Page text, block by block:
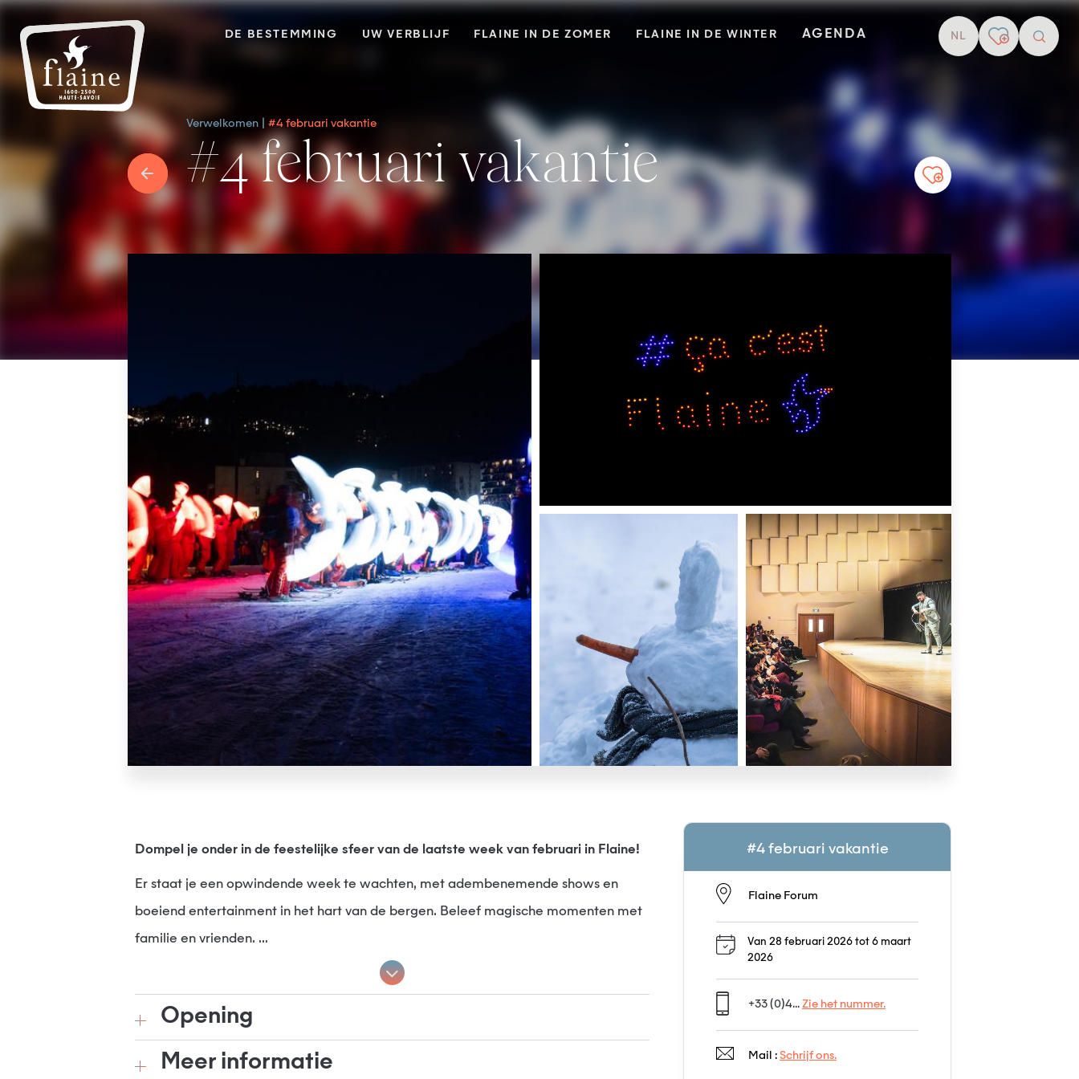
DE BESTEMMING UW VERBLIJF FLAINE IN DE ZOMER FLAINE IN DE WINTER AGENDA NL
Verwelkomen #4 februari vakantie
#4 februari vakantie
Dompel je onder in de feestelijke sfeer van de laatste week van februari in Flaine!
Er staat je een opwindende week te wachten, met adembenemende shows en
boeiend entertainment in het hart van de bergen. Beleef magische momenten met
familie en vrienden. ...
Opening
Meer informatie
#4 februari vakantie
Flaine Forum
Van 28 februari 2026 tot 6 maart
2026
+33 (0)4... Zie het nummer.
Mail : Schrijf ons.